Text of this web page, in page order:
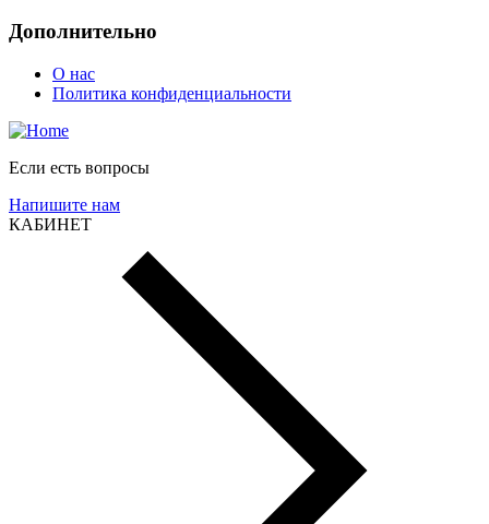
Дополнительно
О нас
Политика конфиденциальности
Если есть вопросы
Напишите нам
КАБИНЕТ